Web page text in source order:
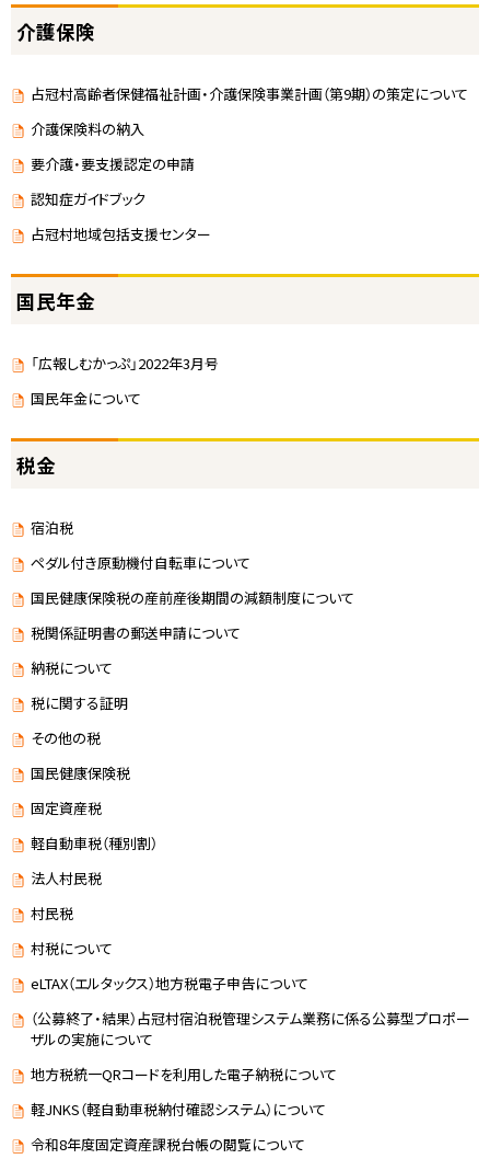
介護保険
占冠村高齢者保健福祉計画・介護保険事業計画（第9期）の策定について
介護保険料の納入
要介護・要支援認定の申請
認知症ガイドブック
占冠村地域包括支援センター
国民年金
「広報しむかっぷ」2022年3月号
国民年金について
税金
宿泊税
ペダル付き原動機付自転車について
国民健康保険税の産前産後期間の減額制度について
税関係証明書の郵送申請について
納税について
税に関する証明
その他の税
国民健康保険税
固定資産税
軽自動車税（種別割）
法人村民税
村民税
村税について
eLTAX（エルタックス）地方税電子申告について
（公募終了・結果）占冠村宿泊税管理システム業務に係る公募型プロポー
ザルの実施について
地方税統一QRコードを利用した電子納税について
軽JNKS（軽自動車税納付確認システム）について
令和8年度固定資産課税台帳の閲覧について